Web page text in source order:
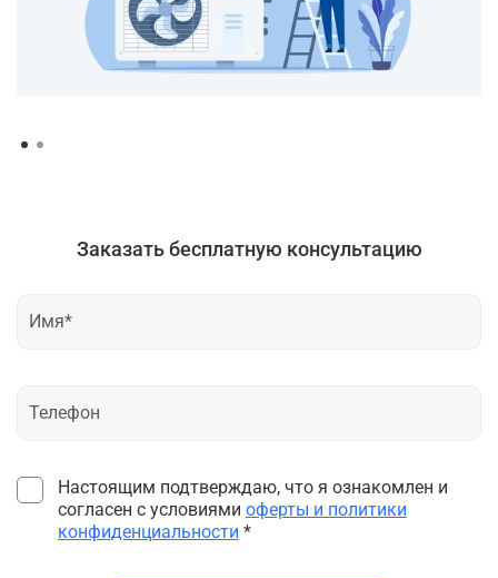
Заказать бесплатную консультацию
Настоящим подтверждаю, что я ознакомлен и
согласен с условиями оферты и политики
конфиденциальности *